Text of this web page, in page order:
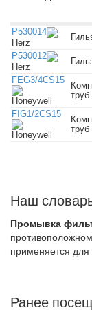
P530014
Herz
P530012
Herz
FEG3/4CS15
Honeywell
FIG1/2CS15
Honeywell
Наш
Промывка
применяется для
Ранее